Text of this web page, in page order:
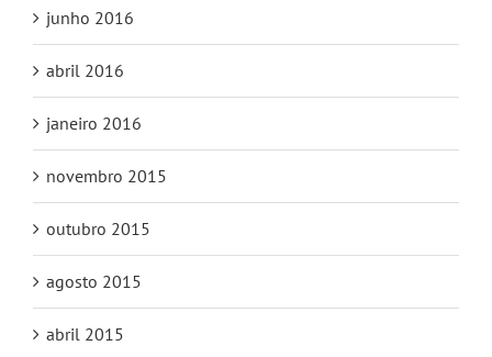
junho 2016
abril 2016
janeiro 2016
novembro 2015
outubro 2015
agosto 2015
abril 2015